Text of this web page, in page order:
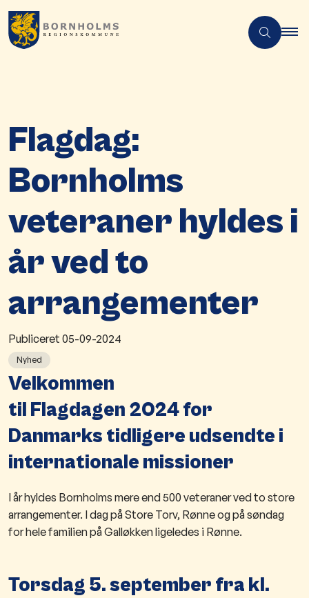
Flagdag:
Bornholms
veteraner hyldes i
år ved to
arrangementer
Publiceret 05-09-2024
Nyhed
Velkommen
til Flagdagen 2024for
Danmarks tidligere udsendte i
internationale missioner
​I år hyldes Bornholms mere end 500 veteraner ved to store
arrangementer. I dag på Store Torv, Rønne og på søndag
for hele familien på Galløkken ligeledes i Rønne.
Torsdag 5. september fra kl.